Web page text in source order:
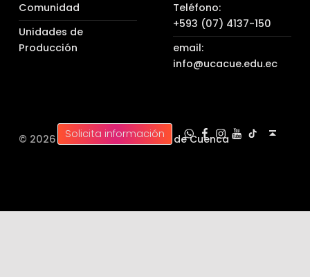
Comunidad
Unidades de
Producción
Teléfono:
+593 (07) 4137-150
email:
info@ucacue.edu.ec
© 2026 | Universidad Católica de Cuenca
Solicita información
UC WhatsApp
UC en Facebook
UC en Instagram
UC en Youtube
UC Tiktok